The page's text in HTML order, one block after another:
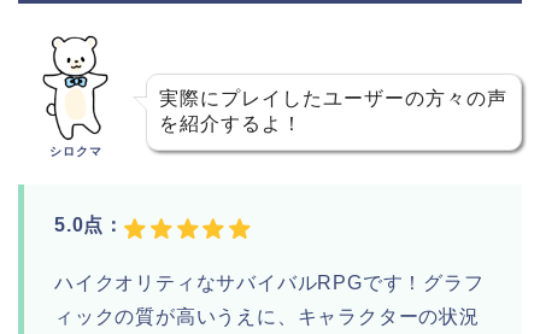
シロクマ
実際にプレイしたユーザーの方々の声
を紹介するよ！
5.0点：
ハイクオリティなサバイバルRPGです！グラフ
ィックの質が高いうえに、キャラクターの状況